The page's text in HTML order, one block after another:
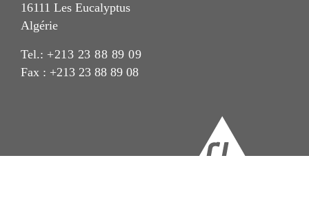
16111 Les Eucalyptus
Algérie
Tel.: +213 23 88 89 09
Fax : +213 23 88 89 08